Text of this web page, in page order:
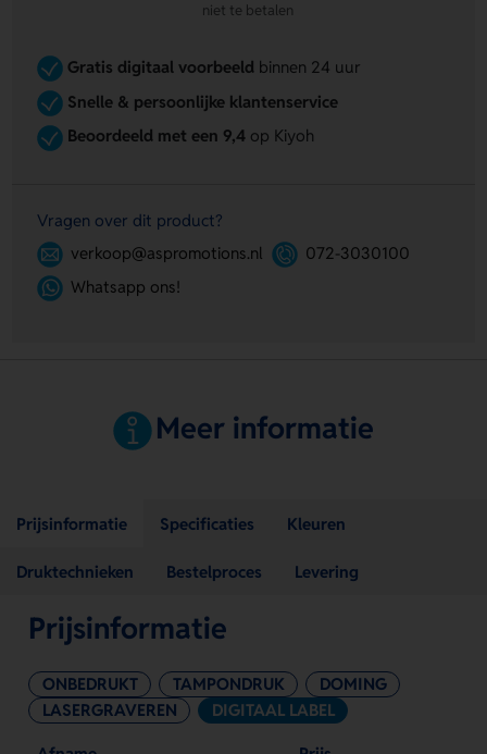
niet te betalen
Gratis digitaal voorbeeld binnen 24 uur
Snelle & persoonlijke klantenservice
Beoordeeld met een 9,4op Kiyoh
Vragen over dit product?
verkoop@aspromotions.nl
072-3030100
Whatsapp ons!
Meer informatie
Prijsinformatie Specificaties Kleuren
Druktechnieken Bestelproces Levering
Prijsinformatie
ONBEDRUKT TAMPONDRUK
DOMING
LASERGRAVEREN
DIGITAAL LABEL